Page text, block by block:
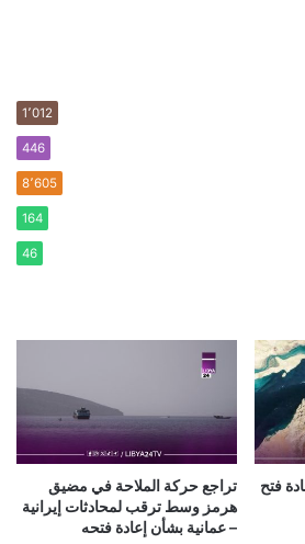
1٬012
446
8٬605
164
46
فتح
تراجع حركة الملاحة في مضيق
هرمز وسط ترقب لمحادثات إيرانية
– عمانية بشأن إعادة فتحه